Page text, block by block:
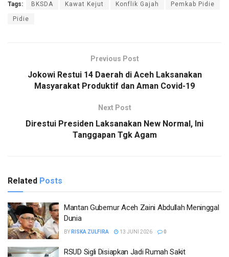
Tags: BKSDA Kawat Kejut Konflik Gajah Pemkab Pidie
Pidie
Previous Post
Jokowi Restui 14 Daerah di Aceh Laksanakan
Masyarakat Produktif dan Aman Covid-19
Next Post
Direstui Presiden Laksanakan New Normal, Ini
Tanggapan Tgk Agam
Related Posts
Mantan Gubernur Aceh Zaini Abdullah Meninggal
Dunia
BY RISKA ZULFIRA 13 JUNI 2026 0
RSUD Sigli Disiapkan Jadi Rumah Sakit